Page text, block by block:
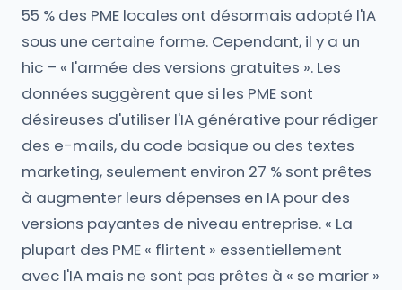
55 % des PME locales ont désormais adopté l'IA
sous une certaine forme. Cependant, il y a un
hic – « l'armée des versions gratuites ». Les
données suggèrent que si les PME sont
désireuses d'utiliser l'IA générative pour rédiger
des e-mails, du code basique ou des textes
marketing, seulement environ 27 % sont prêtes
à augmenter leurs dépenses en IA pour des
versions payantes de niveau entreprise. « La
plupart des PME « flirtent » essentiellement
avec l'IA mais ne sont pas prêtes à « se marier »